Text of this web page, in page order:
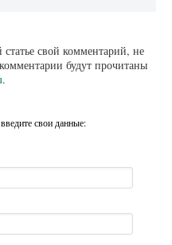
свой комментарий, не
будут прочитаны
.
свои данные: